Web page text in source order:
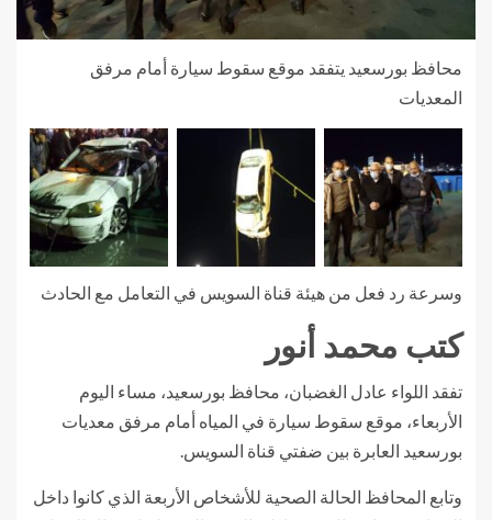
محافظ بورسعيد يتفقد موقع سقوط سيارة أمام مرفق
المعديات
وسرعة رد فعل من هيئة قناة السويس في التعامل مع الحادث
كتب محمد أنور
تفقد اللواء عادل الغضبان، محافظ بورسعيد، مساء اليوم
الأربعاء، موقع سقوط سيارة في المياه أمام مرفق معديات
بورسعيد العابرة بين ضفتي قناة السويس.
وتابع المحافظ الحالة الصحية للأشخاص الأربعة الذي كانوا داخل